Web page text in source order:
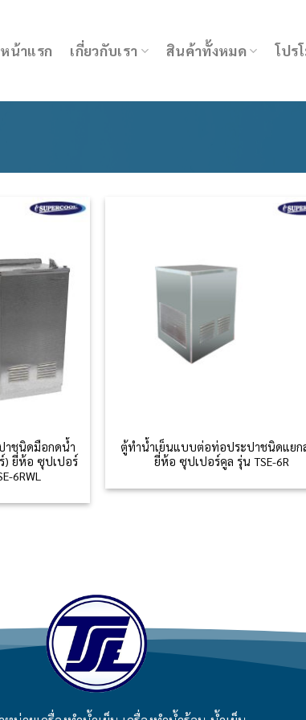
หน้าแรก เกี่ยวกับเรา สินค้าทั้งหมด โปร
าชนิดมือกดน้ำ
) ยี่ห้อ ซุปเปอร์
6RWL
ตู้ทำน้ำเย็นแบบต่อท่อประปาชนิดแยก
ยี่ห้อ ซุปเปอร์คูล รุ่น TSE-6R